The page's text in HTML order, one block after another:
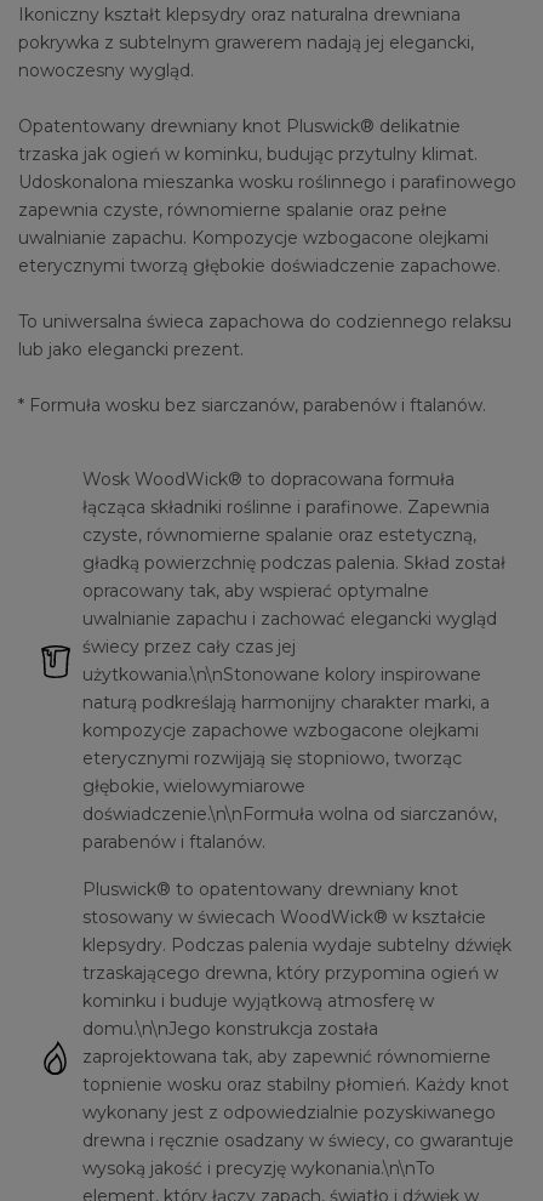
Ikoniczny kształt klepsydry oraz naturalna drewniana
pokrywka z subtelnym grawerem nadają jej elegancki,
nowoczesny wygląd.
Opatentowany drewniany knot Pluswick® delikatnie
trzaska jak ogień w kominku, budując przytulny klimat.
Udoskonalona mieszanka wosku roślinnego i parafinowego
zapewnia czyste, równomierne spalanie oraz pełne
uwalnianie zapachu. Kompozycje wzbogacone olejkami
eterycznymi tworzą głębokie doświadczenie zapachowe.
To uniwersalna świeca zapachowa do codziennego relaksu
lub jako elegancki prezent.
* Formuła wosku bez siarczanów, parabenów i ftalanów.
Wosk WoodWick® to dopracowana formuła
łącząca składniki roślinne i parafinowe. Zapewnia
czyste, równomierne spalanie oraz estetyczną,
gładką powierzchnię podczas palenia. Skład został
opracowany tak, aby wspierać optymalne
uwalnianie zapachu i zachować elegancki wygląd
świecy przez cały czas jej
użytkowania.\n\nStonowane kolory inspirowane
naturą podkreślają harmonijny charakter marki, a
kompozycje zapachowe wzbogacone olejkami
eterycznymi rozwijają się stopniowo, tworząc
głębokie, wielowymiarowe
doświadczenie.\n\nFormuła wolna od siarczanów,
parabenów i ftalanów.
Pluswick® to opatentowany drewniany knot
stosowany w świecach WoodWick® w kształcie
klepsydry. Podczas palenia wydaje subtelny dźwięk
trzaskającego drewna, który przypomina ogień w
kominku i buduje wyjątkową atmosferę w
domu.\n\nJego konstrukcja została
zaprojektowana tak, aby zapewnić równomierne
topnienie wosku oraz stabilny płomień. Każdy knot
wykonany jest z odpowiedzialnie pozyskiwanego
drewna i ręcznie osadzany w świecy, co gwarantuje
wysoką jakość i precyzję wykonania.\n\nTo
element, który łączy zapach, światło i dźwięk w